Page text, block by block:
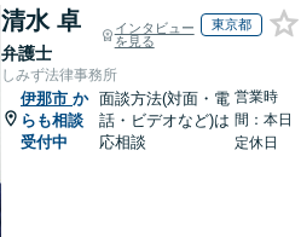
清水 卓
弁護士
インタビュー
を見る
東京都
しみず法律事務所
伊那市 か
らも相談
受付中
面談方法(対面・電
話・ビデオなど)は
応相談
営業時
間：本日
定休日